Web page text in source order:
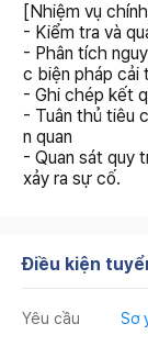
[Nhiệm vụ
- Kiểm tra và
- Phân tích
c biện pháp cải
- Ghi chép kết
- Tuân thủ tiêu
n quan
- Quan sát quy
xảy ra sự cố.
Điều kiện
Yêu cầu Sơ